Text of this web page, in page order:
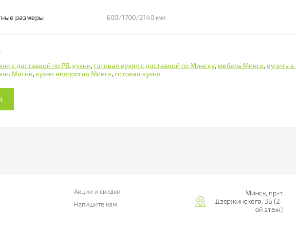
размеры 600/1700/2140 мм
с доставкой по РБ, кухни, готовая кухня с доставкой по Минску, мебель Минск, купить
Миснк, кухня недорогая Минск, готовая кухня
Акции и скидки
Напишите нам
Минск, пр-т
Дзержинского, 3Б (2-
ой этаж)